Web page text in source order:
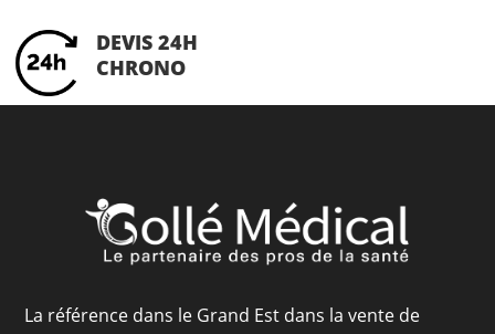
DEVIS 24H
CHRONO
La référence dans le Grand Est dans la vente de